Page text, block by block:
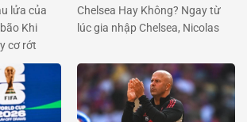
lửa của
Khi
cơ rớt
cả Brazil
định
dù đang
Anh
Chelsea Hay Không? Ngay từ
lúc gia nhập Chelsea, Nicolas
kỳ vọng sẽ làm nên điều kỳ diệu.
Nhưng đời không như mơ, và
bây giờ anh đang đối mặt với
việc trở lại Stamford Bridge sau